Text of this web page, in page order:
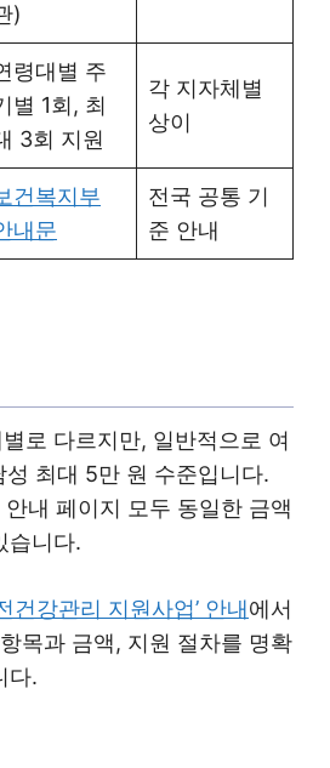
)
령대별 주
별 1회, 최
3회 지원
각 지자체별
상이
건복지부
내문
전국 공통 기
준 안내
로 다르지만, 일반적으로 여
성 최대 5만 원 수준입니다.
내 페이지 모두 동일한 금액
습니다.
건강관리 지원사업’ 안내에서
목과 금액, 지원 절차를 명확
다.